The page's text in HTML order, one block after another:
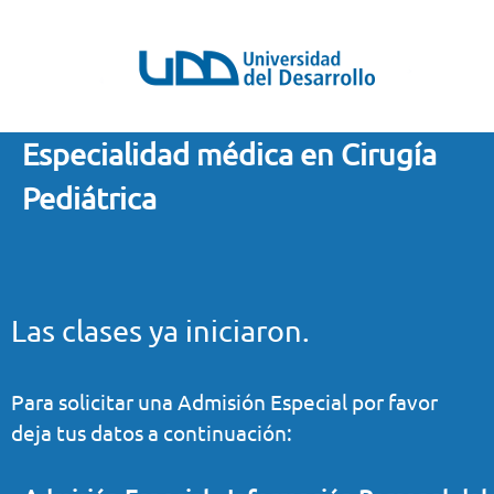
Especialidad médica en Cirugía
Pediátrica
Las clases ya iniciaron.
Para solicitar una Admisión Especial por favor
deja tus datos a continuación: